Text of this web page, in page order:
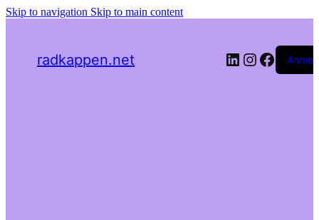
Skip to navigation Skip to main content
radkappen.net LinkedIn